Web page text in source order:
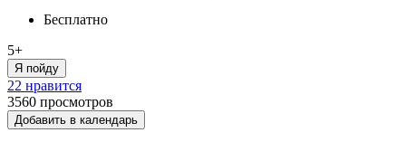
Бесплатно
5+
Я пойду
22 нравится
3560 просмотров
Добавить в календарь